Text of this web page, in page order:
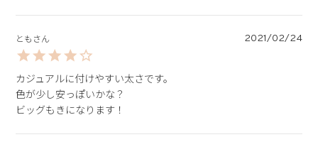
とも 2021/02/24
カジュアルに付けやすい太さです。
色が少し安っぽいかな？
ビッグもきになります！